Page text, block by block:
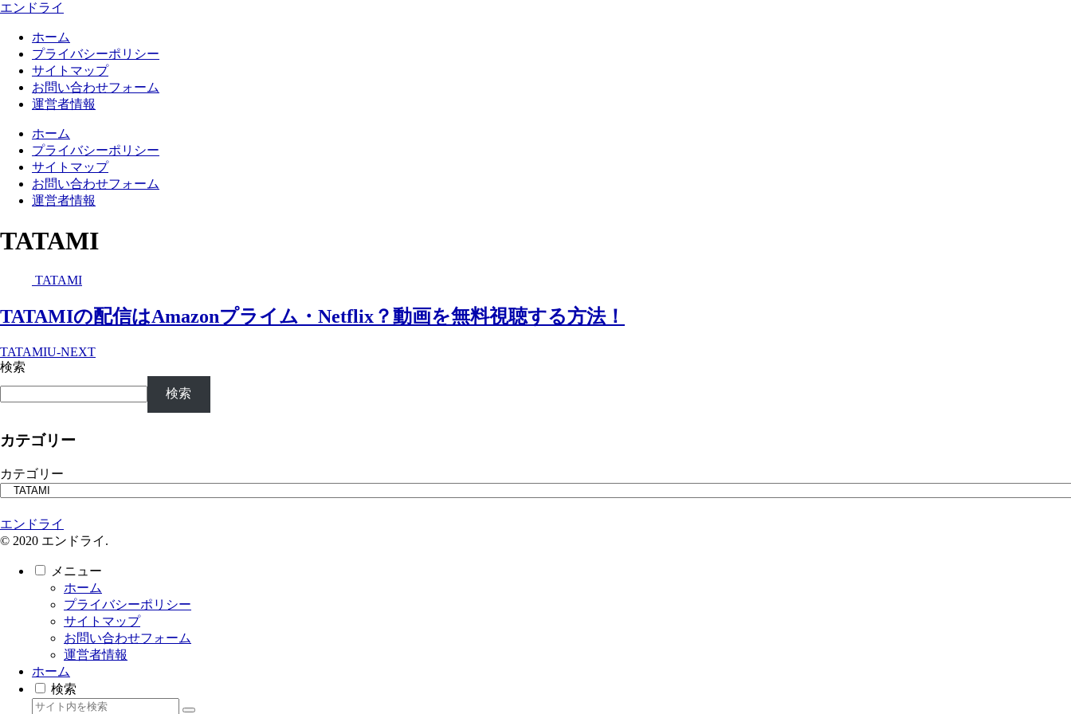
エンドライ
ホーム
プライバシーポリシー
サイトマップ
お問い合わせフォーム
運営者情報
ホーム
プライバシーポリシー
サイトマップ
お問い合わせフォーム
運営者情報
TATAMI
TATAMI
TATAMIの配信はAmazonプライム・Netflix？動画を無料視聴する方法！
TATAMIU-NEXT
検索
検索
カテゴリー
カテゴリー
エンドライ
© 2020 エンドライ.
メニュー
ホーム
プライバシーポリシー
サイトマップ
お問い合わせフォーム
運営者情報
ホーム
検索